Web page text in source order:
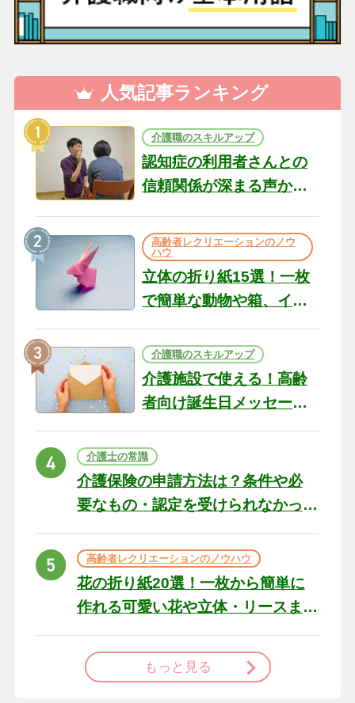
人気記事ランキング
介護職のスキルアップ
認知症の利用者さんとの
信頼関係が深まる声かけ
の現場から（22）
高齢者レクリエーションのノウ
ハウ
立体の折り紙15選！一枚
で簡単な動物や箱、イン
テリアになる作品まで
介護職のスキルアップ
介護施設で使える！高齢
者向け誕生日メッセージ
の例文と書き方のポイン
ト
介護士の常識
介護保険の申請方法は？条件や必
要なもの・認定を受けられなかっ
た場合の対処法
高齢者レクリエーションのノウハウ
花の折り紙20選！一枚から簡単に
作れる可愛い花や立体・リースま
で
もっと見る